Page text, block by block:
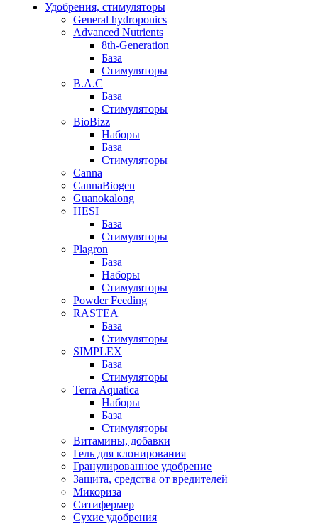
Удобрения, стимуляторы
General hydroponics
Advanced Nutrients
8th-Generation
База
Стимуляторы
B.A.C
База
Стимуляторы
BioBizz
Наборы
База
Стимуляторы
Canna
CannaBiogen
Guanokalong
HESI
База
Стимуляторы
Plagron
База
Наборы
Стимуляторы
Powder Feeding
RASTEA
База
Стимуляторы
SIMPLEX
База
Стимуляторы
Terra Aquatica
Наборы
База
Стимуляторы
Витамины, добавки
Гель для клонирования
Гранулированное удобрение
Защита, средства от вредителей
Микориза
Ситифермер
Сухие удобрения